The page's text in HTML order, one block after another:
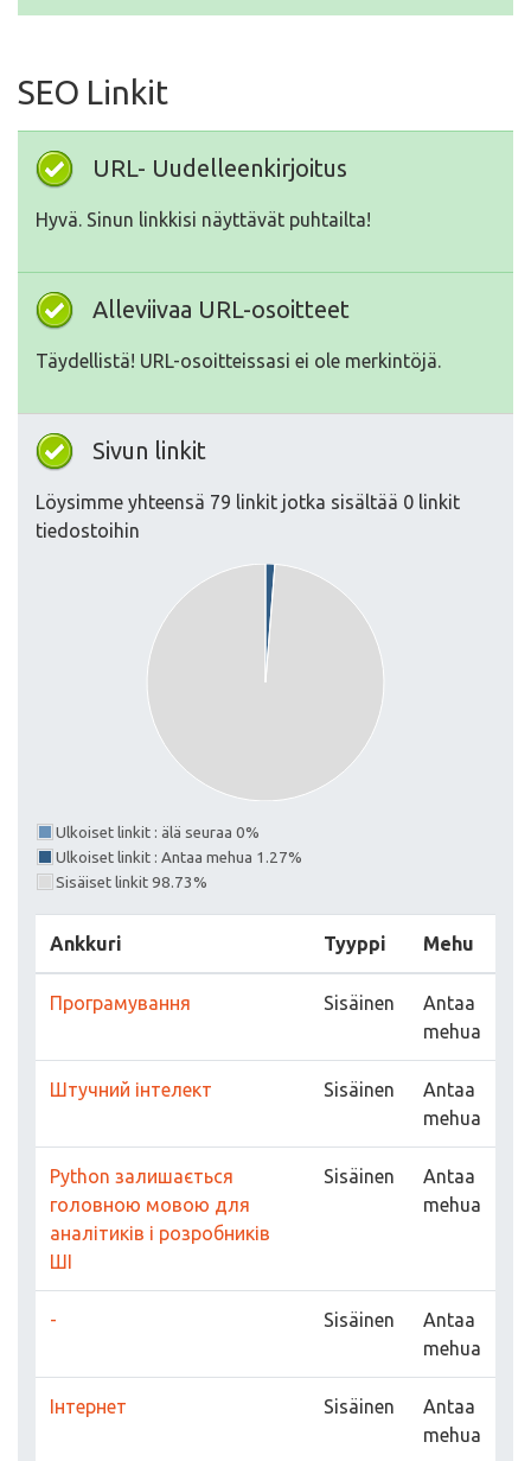
SEO Linkit
URL- Uudelleenkirjoitus
Hyvä. Sinun linkkisi näyttävät puhtailta!
Alleviivaa URL-osoitteet
Täydellistä! URL-osoitteissasi ei ole merkintöjä.
Sivun linkit
Löysimme yhteensä 79 linkit jotka sisältää 0 linkit
tiedostoihin
Ulkoiset linkit : älä seuraa 0%
Ulkoiset linkit : Antaa mehua 1.27%
Sisäiset linkit 98.73%
Ankkuri Tyyppi Mehu
Програмування Sisäinen
Antaa
mehua
Штучний інтелект Sisäinen
Antaa
mehua
Python залишається
головною мовою для
аналітиків і розробників
ШІ
Sisäinen
Antaa
mehua
- Sisäinen
Antaa
mehua
Інтернет Sisäinen
Antaa
mehua